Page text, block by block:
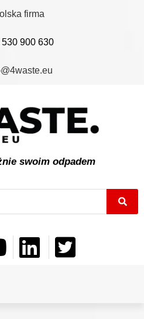
firma
530 900 630
swoim odpadem